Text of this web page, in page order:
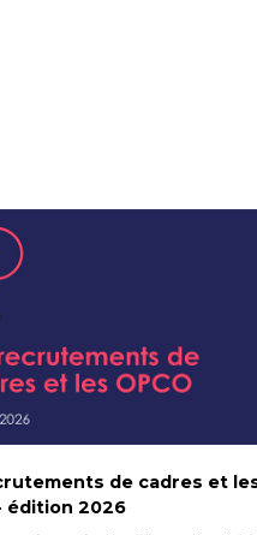
de cadres et
édition 2026